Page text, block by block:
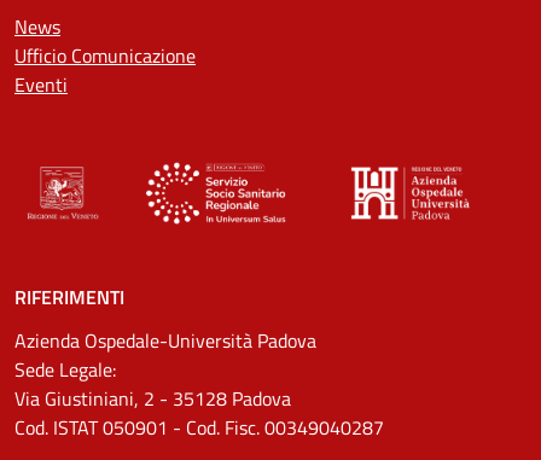
News
Ufficio Comunicazione
Eventi
RIFERIMENTI
Azienda Ospedale-Università Padova
Sede Legale:
Via Giustiniani, 2 - 35128 Padova
Cod. ISTAT 050901 - Cod. Fisc. 00349040287